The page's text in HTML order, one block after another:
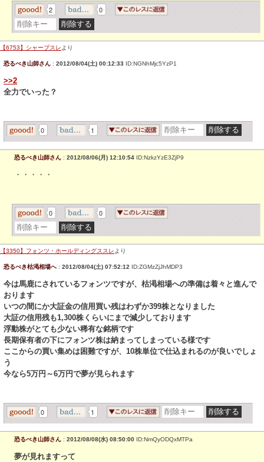
2 0
【6753】シャープスレ より
恐るべき山師さん : 2012/08/04(土) 00:12:33 ID:NGNhMjc5YzP1
>>2
全力でいった？
0 1
恐るべき山師さん : 2012/08/06(月) 12:10:54 ID:NzkzYzE3ZjP9
・・・・・
0 0
【3350】フォンツ・ホールディングススレ より
恐るべき枯渇相場へ: 2012/08/04(土) 07:52:12 ID:ZGMzZjJhMDP3
今は馬鹿にされているフォンツですが、枯渇相場への準備は着々と進んで
おります
いつの間にか大証金の信用買い残はわずか399株となりました
大証の信用残も1,300株くらいにまで減少しております
浮動株がとても少ない稀有な銘柄です
長期保有者の下にフォンツ株は納まってしまっている様です
ここからの買い集めは困難ですが、10株単位で仕込まれるのが良いでしょ
う
今なら5万円～6万円で夢が見られます
0 1
恐るべき山師さん : 2012/08/08(水) 08:50:00 ID:NmQyODQxMTPa
夢が見れますって